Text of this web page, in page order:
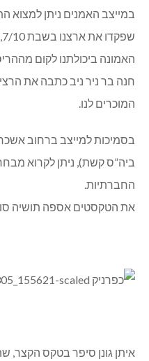
במייצב האמנים ניתן למצוא
האמונה ביכולתנו לקום
חנה בר ניר ניב כתבה את
המוכרים לנו.
בסמיכות למייצב ברחוב אשכר
ביה”ס קשת), ניתן לקרוא
החברתיות.
את הטקסטים אספה תושיה
איתן גונן סיפר בטקס הקצר,